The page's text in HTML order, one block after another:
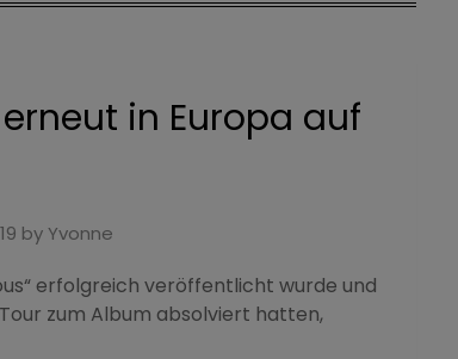
erneut in Europa auf
byYvonne
erfolgreich veröffentlicht wurde und
zum Album absolviert hatten,